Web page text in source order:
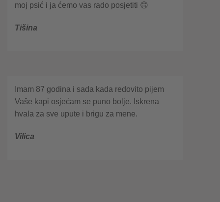
moj psić i ja ćemo vas rado posjetiti 🙃
Tišina
Imam 87 godina i sada kada redovito pijem
Vaše kapi osjećam se puno bolje. Iskrena
hvala za sve upute i brigu za mene.
Vilica